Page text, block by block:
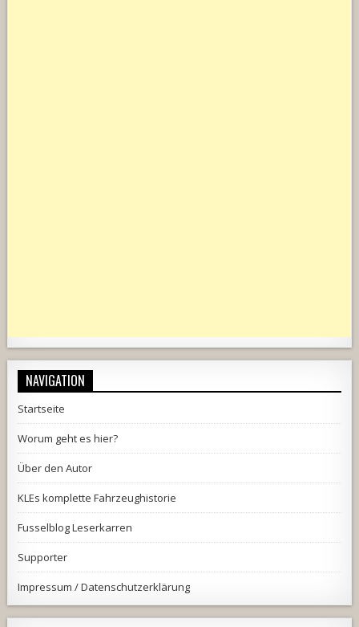
NAVIGATION
Startseite
Worum geht es hier?
Über den Autor
KLEs komplette Fahrzeughistorie
Fusselblog Leserkarren
Supporter
Impressum / Datenschutzerklärung